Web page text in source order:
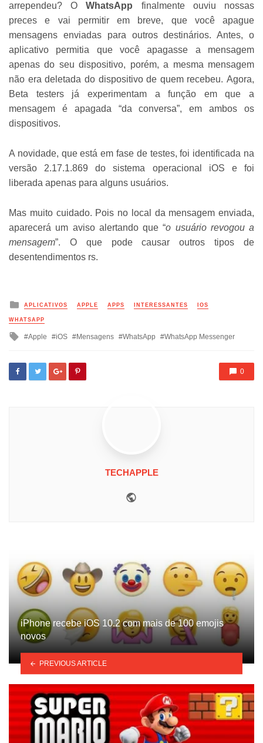
arrependeu? OWhatsApp finalmente ouviu nossas
preces e vai permitir em breve, que você apague
mensagens enviadas para outros destinários. Antes, o
aplicativo permitia que você apagasse a mensagem
apenas do seu dispositivo, porém, a mesma mensagem
não era deletada do dispositivo de quem recebeu. Agora,
Beta testers já experimentam a função em que a
mensagem é apagada “da conversa”, em ambos os
dispositivos.
A novidade, que está em fase de testes, foi identificada na
versão 2.17.1.869 do sistema operacional iOS e foi
liberada apenas para alguns usuários.
Mas muito cuidado. Pois no local da mensagem enviada,
aparecerá um aviso alertando que “o usuário revogou a
mensagem”. O que pode causar outros tipos de
desentendimentos rs.
Posted
APLICATIVOS APPLE APPS INTERESSANTES IOS
WHATSAPP
Tagged
Apple iOS Mensagens WhatsApp WhatsApp Messenger
0
TECHAPPLE
iPhone recebe iOS 10.2 com mais de 100 emojis
novos
PREVIOUS ARTICLE